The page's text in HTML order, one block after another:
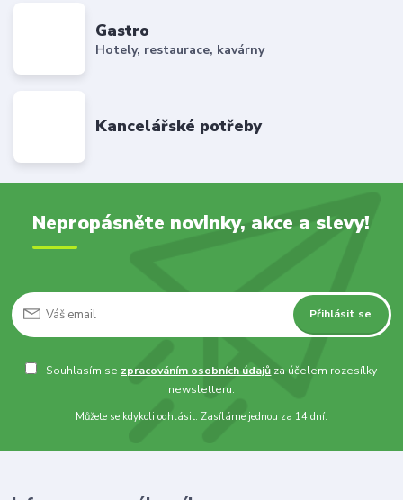
Gastro
Hotely, restaurace, kavárny
Kancelářské potřeby
Nepropásněte novinky, akce a slevy!
Přihlásit se
Souhlasím se zpracováním osobních údajů za účelem rozesílky
newsletteru.
Můžete se kdykoli odhlásit. Zasíláme jednou za 14 dní.